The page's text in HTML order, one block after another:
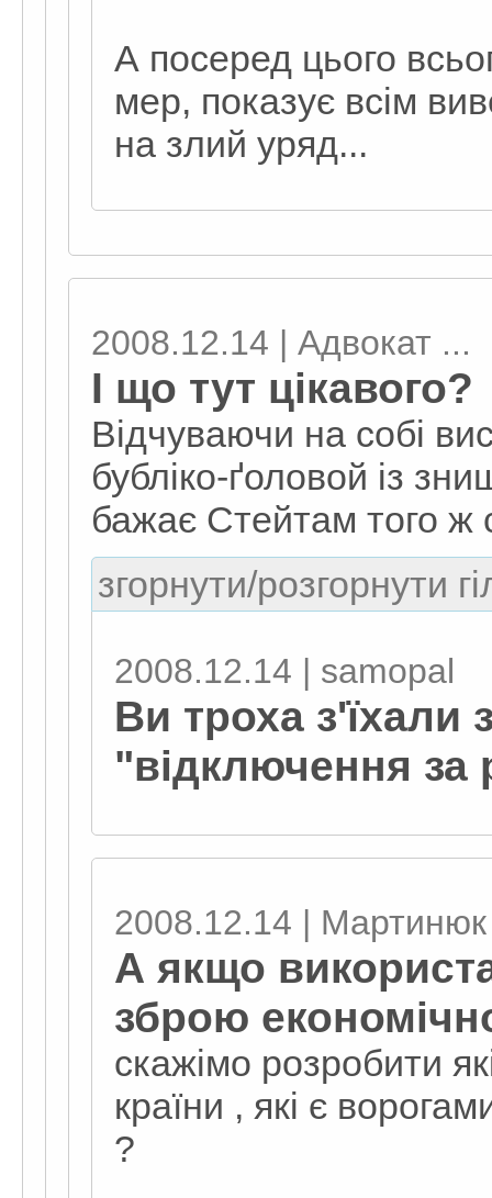
А посеред цього
мер, показує всім
на злий уряд...
2008.12.14 | Адвокат ...
І що тут цікавого?
Відчуваючи на собі
бубліко-ґоловой із
бажає Стейтам того ж
згорнути/розгорнути
2008.12.14 | samopal
Ви троха з'їхали
"відключення
2008.12.14 | Мартинюк
А якщо
зброю
скажімо розробити
країни , які є
?